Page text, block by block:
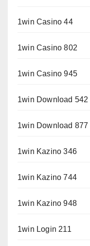
1win Casino 44
1win Casino 802
1win Casino 945
1win Download 542
1win Download 877
1win Kazino 346
1win Kazino 744
1win Kazino 948
1win Login 211